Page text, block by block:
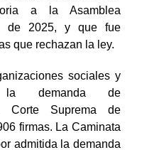
a la Asamblea
de 2025, y que fue
que rechazan la ley.
sociales y
la demanda de
Corte Suprema de
firmas. La Caminata
admitida la demanda